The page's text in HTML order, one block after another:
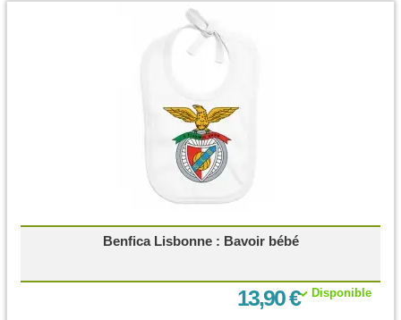
Benfica Lisbonne : Bavoir bébé
Disponible
13,90 €